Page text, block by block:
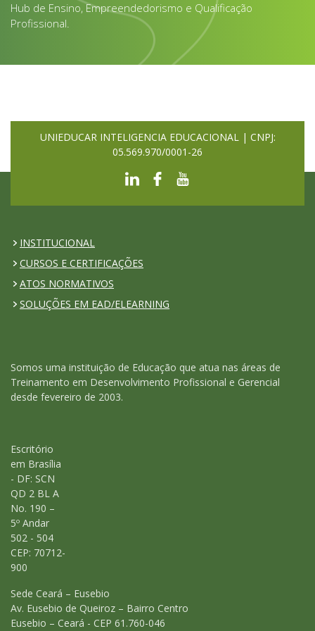
Hub de Ensino, Empreendedorismo e Qualificação
Profissional.
UNIEDUCAR INTELIGENCIA EDUCACIONAL | CNPJ:
05.569.970/0001-26
INSTITUCIONAL
CURSOS E CERTIFICAÇÕES
ATOS NORMATIVOS
SOLUÇÕES EM EAD/ELEARNING
Somos uma instituição de Educação que atua nas áreas de
Treinamento em Desenvolvimento Profissional e Gerencial
desde fevereiro de 2003.
Escritório
em Brasília
- DF: SCN
QD 2 BL A
No. 190 –
5º Andar
502 - 504
CEP: 70712-
900
Sede Ceará – Eusebio
Av. Eusebio de Queiroz – Bairro Centro
Eusebio – Ceará - CEP 61.760-046